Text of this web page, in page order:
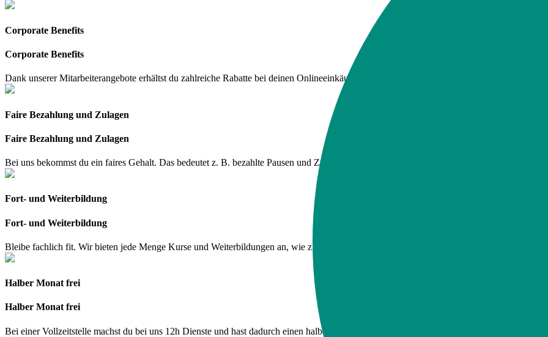
Corporate Benefits
Corporate Benefits
Dank unserer Mitarbeiterangebote erhältst du zahlreiche Rabatte bei deinen Onlineeinkäufen, z. B. bei CEWE FOTOBUCH oder Jochen
Faire Bezahlung und Zulagen
Faire Bezahlung und Zulagen
Bei uns bekommst du ein faires Gehalt. Das bedeutet z. B. bezahlte Pausen und Zulagen.
Fort- und Weiterbildung
Fort- und Weiterbildung
Bleibe fachlich fit. Wir bieten jede Menge Kurse und Weiterbildungen an, wie z. B. den außerklinischen Basiskurs.
Halber Monat frei
Halber Monat frei
Bei einer Vollzeitstelle machst du bei uns 12h Dienste und hast dadurch einen halben Monat frei. So hast du ausgiebig Zeit für Familie und